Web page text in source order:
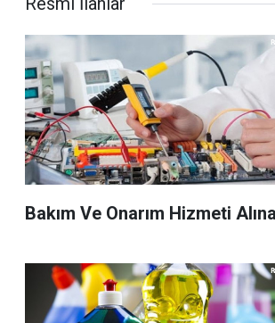
Bakım Ve Onarım Hizmeti